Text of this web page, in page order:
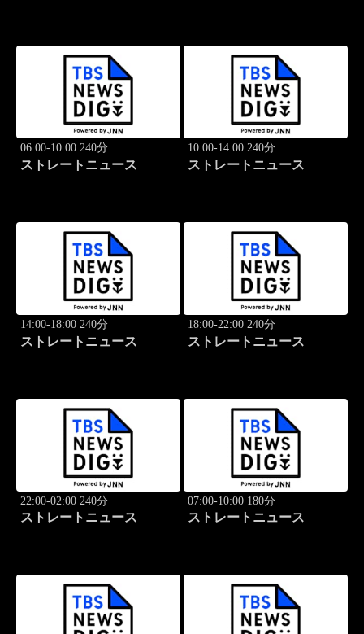
06:00-10:00 240分
ストレートニュース
10:00-14:00 240分
ストレートニュース
14:00-18:00 240分
ストレートニュース
18:00-22:00 240分
ストレートニュース
22:00-02:00 240分
ストレートニュース
07:00-10:00 180分
ストレートニュース